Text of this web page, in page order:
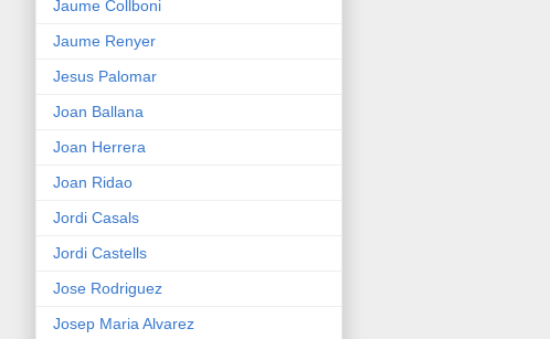
Jaume Collboni
Jaume Renyer
Jesus Palomar
Joan Ballana
Joan Herrera
Joan Ridao
Jordi Casals
Jordi Castells
Jose Rodriguez
Josep Maria Alvarez